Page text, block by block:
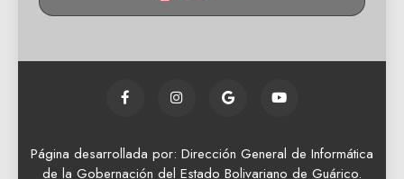
Página desarrollada por: Dirección General de Informática
de la Gobernación del Estado Bolivariano de Guárico.